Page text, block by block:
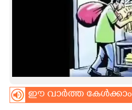
ASTRO
ഈ വാർത്ത കേൾക്കാം